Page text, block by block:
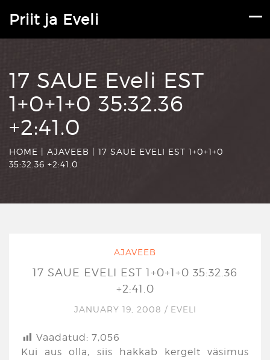
Priit ja Eveli
17 SAUE Eveli EST
1+0+1+0 35:32.36
+2:41.0
HOME | AJAVEEB | 17 SAUE EVELI EST 1+0+1+0
35:32.36 +2:41.0
AJAVEEB
17 SAUE EVELI EST 1+0+1+0 35:32.36
+2:41.0
JANUARY 19, 2008 / EVELI
Vaadatud: 7,056
Kui aus olla, siis hakkab kergelt väsimus